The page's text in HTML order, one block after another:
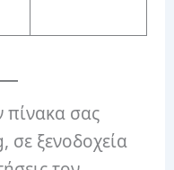
πίνακα σας
ξενοδοχεία